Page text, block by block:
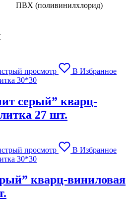
ПВХ (поливинилхлорид)
просмотр
В Избранное
30*30
серый” кварц-
27 шт.
просмотр
В Избранное
30*30
кварц-виниловая